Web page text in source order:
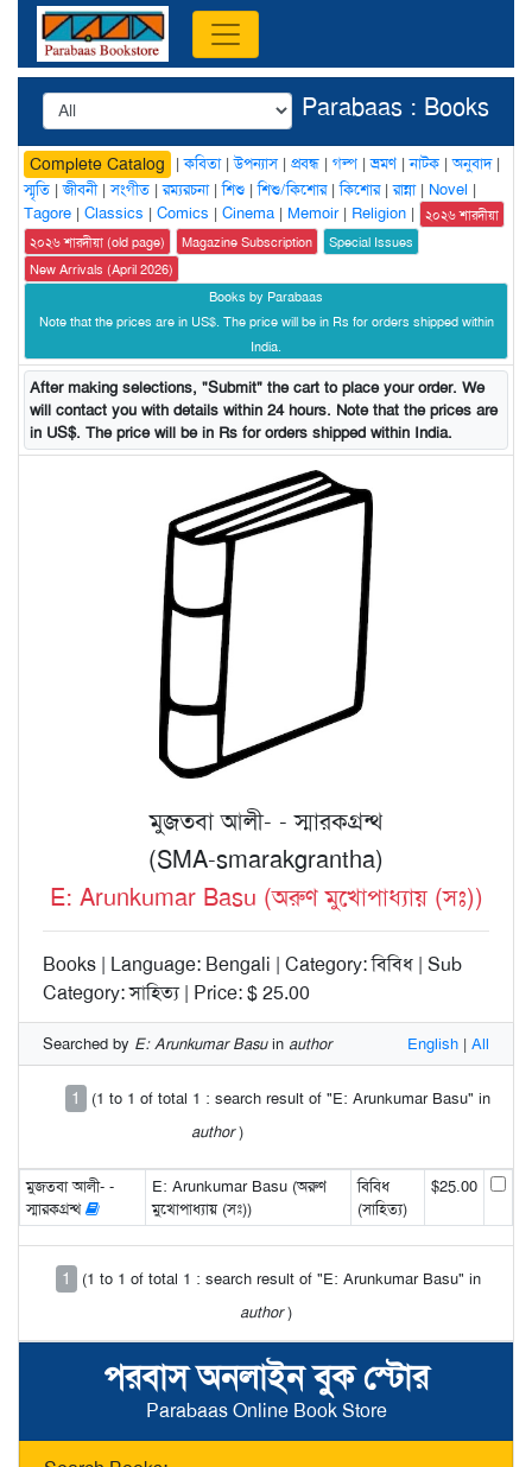
পরবাস অনলাইন বুক স্টোর
Parabaas Online Book Store
Parabaas : Books
Complete Catalog |কবিতা|উপন্যাস| প্রবন্ধ | গল্প |ভ্রমণ|নাটক |অনুবাদ|
স্মৃতি |জীবনী|সংগীত |রম্যরচনা|শিশু |শিশু/কিশোর|কিশোর|রান্না| Novel |
Tagore | Classics | Comics | Cinema | Memoir| Religion |
২০২৬ শারদীয়া
২০২৬ শারদীয়া (old page)
Magazine Subscription
Special Issues
New Arrivals (April 2026)
Books by Parabaas
Note that the prices are in US$. The price will be in Rs for orders shipped within
India.
After making selections, "Submit" the cart to place your order. We
will contact you with details within 24 hours. Note that the prices are
in US$. The price will be in Rs for orders shipped within India.
মুজতবা আলী- - স্মারকগ্রন্থ
(SMA-smarakgrantha)
E: Arunkumar Basu (অরুণ মুখোপাধ্যায় (সঃ))
Books | Language: Bengali | Category: বিবিধ | Sub
Category: সাহিত্য | Price: $ 25.00
Searched by E: Arunkumar Basuin author English | All
1
(1 to 1 of total 1 : search result of "E: Arunkumar Basu" in
author)
মুজতবা আলী- -
স্মারকগ্রন্থ
E: Arunkumar Basu (অরুণ
মুখোপাধ্যায় (সঃ))
বিবিধ
(সাহিত্য)
$25.00
1
(1 to 1 of total 1 : search result of "E: Arunkumar Basu" in
author)